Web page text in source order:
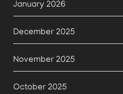
January 2026
December 2025
November 2025
October 2025